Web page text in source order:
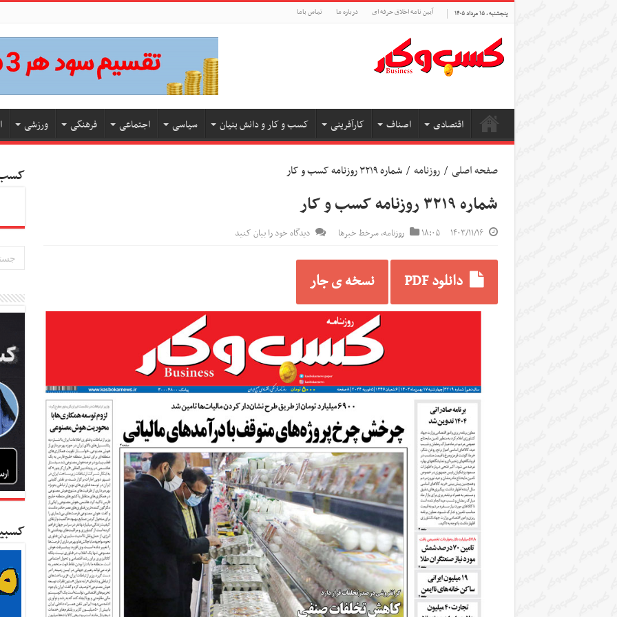
پنجشنبه , ۱۵ مرداد ۱۴۰۵ آیین نامه اخلاق حرفه ای درباره ما تماس باما
اقتصادی اصناف کارآفرینی کسب و کار و دانش بنیان سیاسی اجتماعی فرهنگی ورزشی
صفحه اصلی / روزنامه / شماره ۳۲۱۹ روزنامه کسب و کار
شماره ۳۲۱۹ روزنامه کسب و کار
۱۴۰۳/۱۱/۱۶ ۱۸:۰۵ روزنامه,سرخط خبرها دیدگاه خود را بیان کنید
دانلود PDF نسخه ی جار
کسب